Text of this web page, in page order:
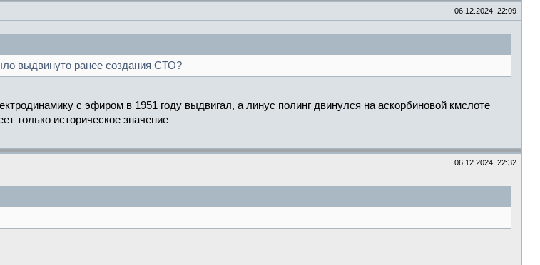
06.12.2024, 22:09
выдвинуто ранее создания СТО?
с эфиром в 1951 году выдвигал, а линус полинг двинулся на аскорбиновой кмслоте
только историческое значение
06.12.2024, 22:32